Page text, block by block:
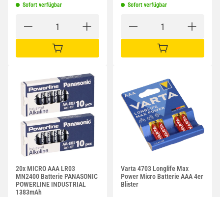
Sofort verfügbar
IN DEN WARENKORB
Sofort verfügbar
IN DEN WARENKORB
20x MICRO AAA LR03
MN2400 Batterie PANASONIC
POWERLINE INDUSTRIAL
1383mAh
Varta 4703 Longlife Max
Power Micro Batterie AAA 4er
Blister